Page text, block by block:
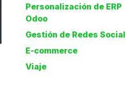
Personalización de ERP
Odoo
Gestión de Redes
E-commerce
Viaje